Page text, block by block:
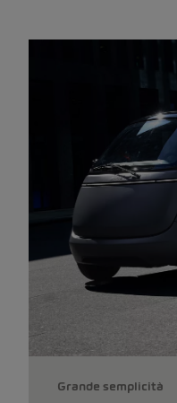
Grande semplicità